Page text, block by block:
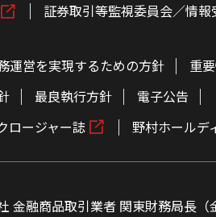
証券取引等監視委員会／情報
運営を実現するための方針 重
最良執行方針 電子公告
ロージャー誌
野村ホールデ
金融商品取引業者 関東財務局長（